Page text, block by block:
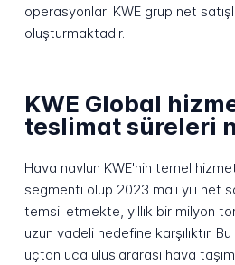
operasyonları KWE grup net
oluşturmaktadır.
KWE Global
teslimat süreleri
Hava navlun KWE'nin temel
segmenti olup 2023 mali yılı net
temsil etmekte, yıllık bir milyon
uzun vadeli hedefine karşılıktır.
uçtan uca uluslararası hava